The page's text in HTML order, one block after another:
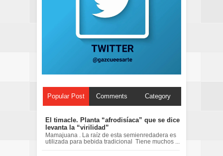
Popular Post Comments Category
El timacle. Planta “afrodisíaca” que se dice
levanta la “virilidad”
Mamajuana . La raíz de esta semienredadera es
utilizada para bebida tradicional Tiene muchos ...